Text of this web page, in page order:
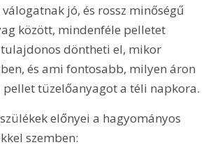
jó, és rossz minőségű
között, mindenféle pelletet
döntheti el, mikor
és ami fontosabb, milyen áron
pellet tüzelőanyagot a téli napkora.
előnyei a hagyományos
szemben: